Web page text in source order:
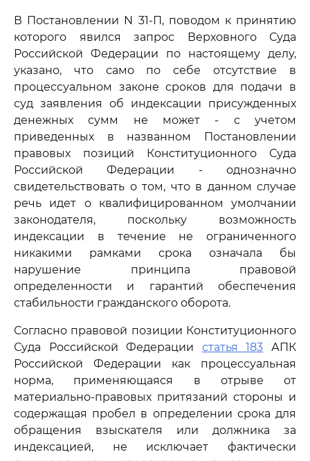
В Постановлении N 31-П, поводом к принятию
которого явился запрос Верховного Суда
Российской Федерации по настоящему делу,
указано, что само по себе отсутствие в
процессуальном законе сроков для подачи в
суд заявления об индексации присужденных
денежных сумм не может - с учетом
приведенных в названном Постановлении
правовых позиций Конституционного Суда
Российской Федерации - однозначно
свидетельствовать о том, что в данном случае
речь идет о квалифицированном умолчании
законодателя, поскольку возможность
индексации в течение не ограниченного
никакими рамками срока означала бы
нарушение принципа правовой
определенности и гарантий обеспечения
стабильности гражданского оборота.
Согласно правовой позиции Конституционного
Суда Российской Федерации статья 183 АПК
Российской Федерации как процессуальная
норма, применяющаяся в отрыве от
материально-правовых притязаний стороны и
содержащая пробел в определении срока для
обращения взыскателя или должника за
индексацией, не исключает фактически